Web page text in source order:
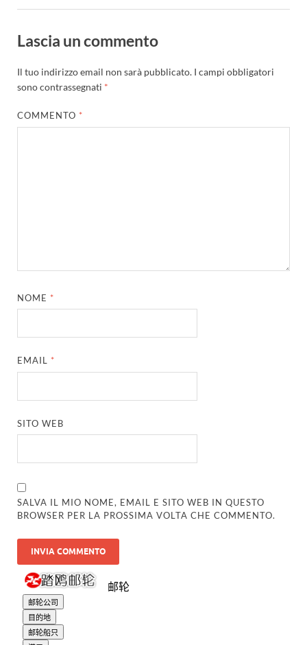
Lascia un commento
Il tuo indirizzo email non sarà pubblicato. I campi obbligatori
sono contrassegnati *
COMMENTO *
NOME *
EMAIL *
SITO WEB
SALVA IL MIO NOME, EMAIL E SITO WEB IN QUESTO
BROWSER PER LA PROSSIMA VOLTA CHE COMMENTO.